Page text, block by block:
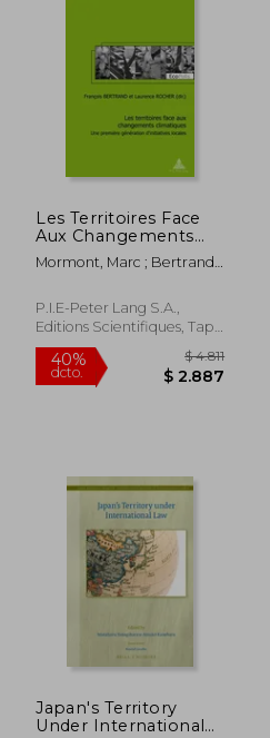
dcto.
Les Territoires Face
Aux Changements
Climatiques: Une
Première Génération
(en Francés)
Mormont, Marc ; Bertrand,
Laurence
P.I.E-Peter Lang S.A.,
Editions Scientifiques, Tapa
Blanda, Nuevo
Japan's Territory
Under International